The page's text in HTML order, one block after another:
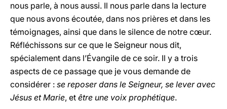
nous parle, à nous aussi. Il nous parle dans la lecture
que nous avons écoutée, dans nos prières et dans les
témoignages, ainsi que dans le silence de notre cœur.
Réfléchissons sur ce que le Seigneur nous dit,
spécialement dans l’Évangile de ce soir. Il y a trois
aspects de ce passage que je vous demande de
considérer : se reposer dans le Seigneur, se lever avec
Jésus et Marie, et être une voix prophétique.